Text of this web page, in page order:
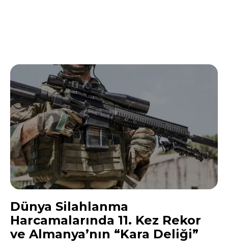
Dünya Silahlanma
Harcamalarında 11. Kez Rekor
ve Almanya’nın “Kara Deliği”